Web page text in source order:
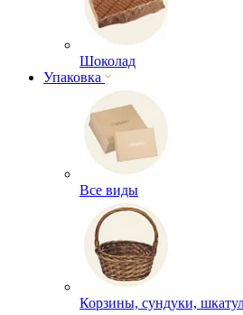
Шоколад
Упаковка
Все виды
Корзины, сундуки,